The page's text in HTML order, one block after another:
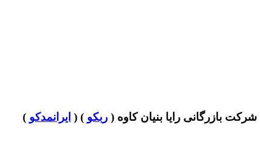
شرکت بازرگانی رایا بنیان کاوه ( ربکو ) ( ایرانمدکو )